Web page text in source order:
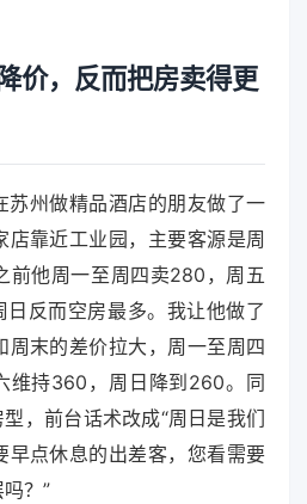
价，反而把房卖得更
苏州做精品酒店的朋友做了一
店靠近工业园，主要客源是周
前他周一至周四卖280，周五
反而空房最多。我让他做了
周末的差价拉大，周一至周四
维持360，周日降到260。同
，前台话术改成“周日是我们
早点休息的出差客，您看需要
？”